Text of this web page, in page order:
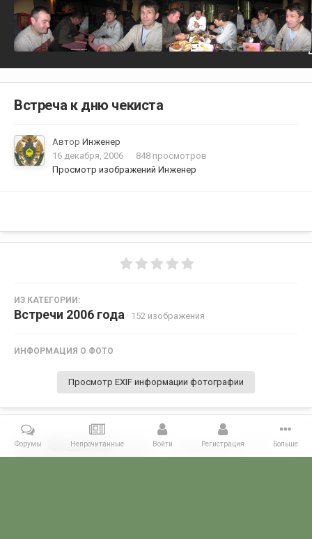
Встреча к дню чекиста
Автор Инженер
16 декабря, 2006
848 просмотров
Просмотр изображений Инженер
ИЗ КАТЕГОРИИ:
Встречи 2006 года · 152 изображения
ИНФОРМАЦИЯ О ФОТО
Просмотр EXIF информации фотографии
Поделиться Подписчики 0
Форумы Непрочитанные Войти Регистрация Больше